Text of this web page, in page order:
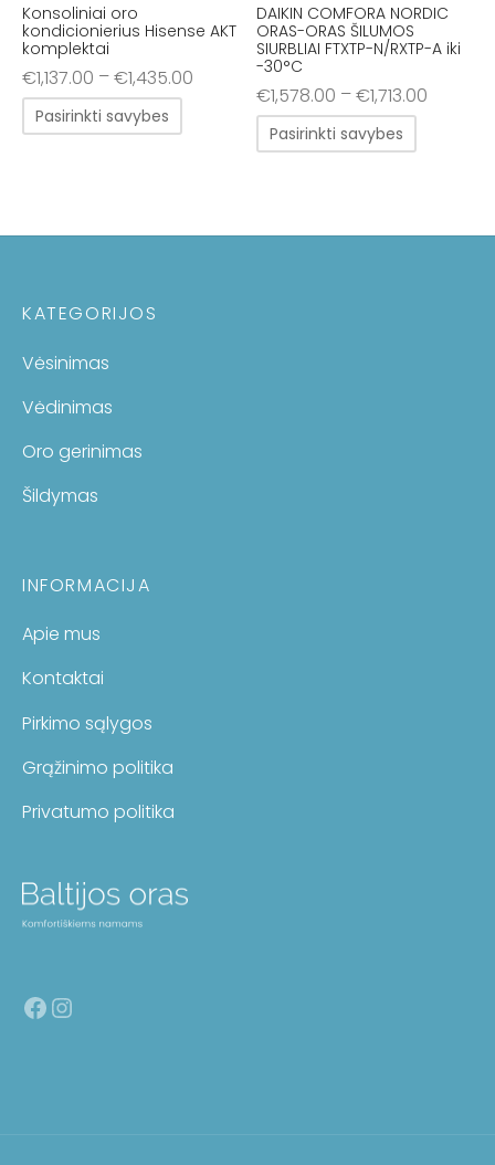
Konsoliniai oro
kondicionierius Hisense AKT
komplektai
€1,137.00 –€1,435.00
Pasirinkti savybes
DAIKIN COMFORA NORDIC
ORAS-ORAS ŠILUMOS
SIURBLIAI FTXTP-N/RXTP-A iki
-30°C
€1,578.00 –€1,713.00
Pasirinkti savybes
KATEGORIJOS
Vėsinimas
Vėdinimas
Oro gerinimas
Šildymas
INFORMACIJA
Apie mus
Kontaktai
Pirkimo sąlygos
Grąžinimo politika
Privatumo politika
Facebook